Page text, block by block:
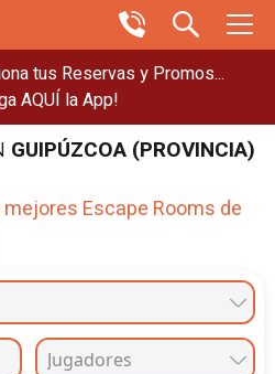
tus Reservas y Promos...
AQUÍ la App!
GUIPÚZCOA (PROVINCIA)
Escape Rooms de